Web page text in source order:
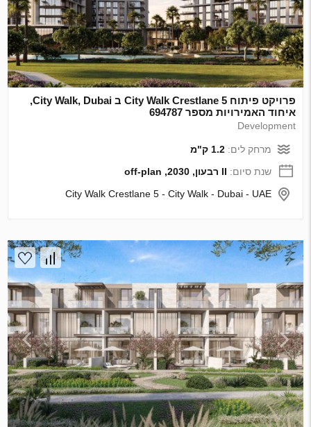
פרויקט פיתוח City Walk Crestlane 5 ב City Walk, Dubai,
איחוד האמירויות מספר 694787
Development
מרחק לים:1.2 ק"מ
שנת סיום: II רבעון, 2030, off-plan
City Walk Crestlane 5 - City Walk - Dubai - UAE